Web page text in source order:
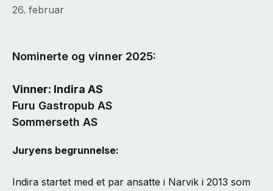
26. februar
Nominerte og vinner 2025:
Vinner: Indira AS
Furu Gastropub AS
Sommerseth AS
Juryens begrunnelse:
Indira startet med et par ansatte i Narvik i 2013 som